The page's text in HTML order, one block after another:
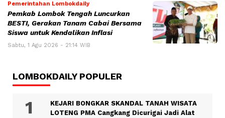
Pemerintahan Lombokdaily
Pemkab Lombok Tengah Luncurkan
BESTI, Gerakan Tanam Cabai Bersama
Siswa untuk Kendalikan Inflasi
Sabtu, 1 Agu 2026 - 21:14 WIB
LOMBOKDAILY POPULER
KEJARI BONGKAR SKANDAL TANAH WISATA
LOTENG PMA Cangkang Dicurigai Jadi Alat